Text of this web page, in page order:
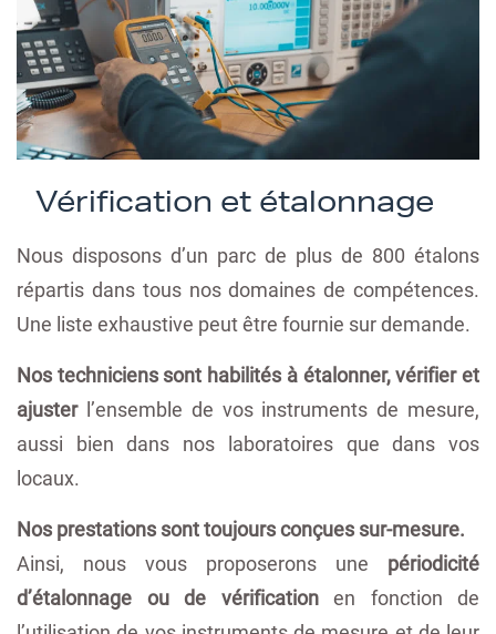
Vérification et étalonnage
Nous disposons d’un parc de plus de 800 étalons
répartis dans tous nos domaines de compétences.
Une liste exhaustive peut être fournie sur demande.
Nos techniciens sont habilités à étalonner, vérifier et
ajusterl’ensemble de vos instruments de mesure,
aussi bien dans nos laboratoires que dans vos
locaux.
Nos prestations sont toujours conçues sur-mesure.
Ainsi, nous vous proposerons une périodicité
d’étalonnage ou de vérificationen fonction de